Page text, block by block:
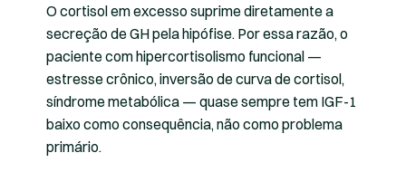
O cortisol em excesso suprime diretamente a
secreção de GH pela hipófise. Por essa razão, o
paciente com hipercortisolismo funcional —
estresse crônico, inversão de curva de cortisol,
síndrome metabólica — quase sempre tem IGF-1
baixo como consequência, não como problema
primário.